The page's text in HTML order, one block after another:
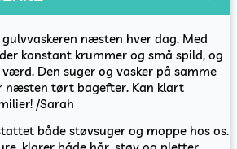
næsten hver dag. Med
konstant krummer og små spild, og
Den suger og vasker på samme
næsten tørt bagefter. Kan klart
/Sarah
både støvsuger og moppe hos os.